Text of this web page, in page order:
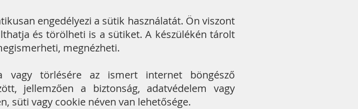
engedélyezi a sütik használatát. Ön viszont
és törölheti is a sütiket. A készülékén tárolt
megnézheti.
vagy törlésére az ismert internet böngésző
jellemzően a biztonság, adatvédelem vagy
süti vagy cookie néven van lehetősége.